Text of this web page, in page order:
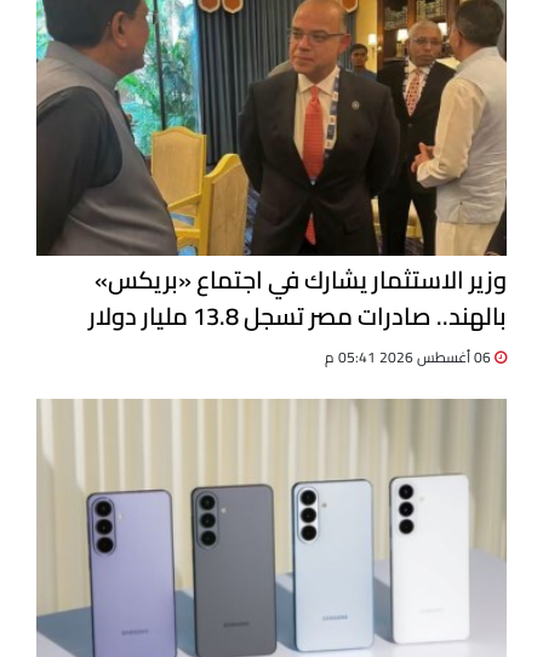
وزير الاستثمار يشارك في اجتماع «بريكس»
بالهند.. صادرات مصر تسجل 13.8 مليار دولار